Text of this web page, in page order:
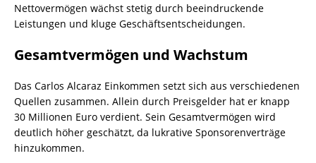
Nettovermögen wächst stetig durch beeindruckende
Leistungen und kluge Geschäftsentscheidungen.
Gesamtvermögen und Wachstum
Das Carlos Alcaraz Einkommen setzt sich aus verschiedenen
Quellen zusammen. Allein durch Preisgelder hat er knapp
30 Millionen Euro verdient. Sein Gesamtvermögen wird
deutlich höher geschätzt, da lukrative Sponsorenverträge
hinzukommen.